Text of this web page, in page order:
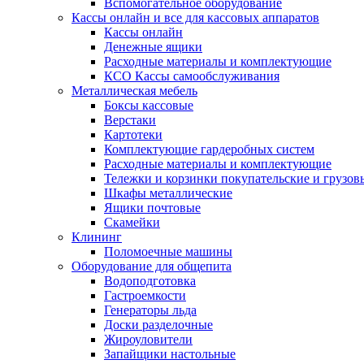
Вспомогательное оборудование
Кассы онлайн и все для кассовых аппаратов
Кассы онлайн
Денежные ящики
Расходные материалы и комплектующие
КСО Кассы самообслуживания
Металлическая мебель
Боксы кассовые
Верстаки
Картотеки
Комплектующие гардеробных систем
Расходные материалы и комплектующие
Тележки и корзинки покупательские и
Шкафы металлические
Ящики почтовые
Скамейки
Клининг
Поломоечные машины
Оборудование для общепита
Водоподготовка
Гастроемкости
Генераторы льда
Доски разделочные
Жироуловители
Запайщики настольные